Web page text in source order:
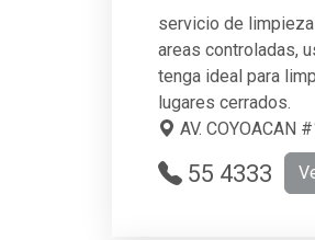
servicio de
areas controladas,
tenga ideal para
lugares cerrados.
AV. COYOACAN
55 4333